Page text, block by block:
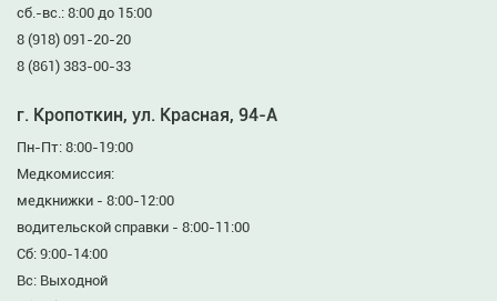
сб.-вс.: 8:00 до 15:00
8 (918) 091-20-20
8 (861) 383-00-33
г. Кропоткин, ул. Красная, 94-А
Пн-Пт: 8:00-19:00
Медкомиссия:
медкнижки - 8:00-12:00
водительской справки - 8:00-11:00
Сб: 9:00-14:00
Вс: Выходной